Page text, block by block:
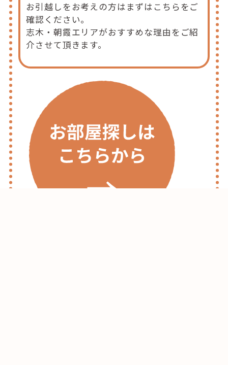
お引越しをお考えの方はまずはこちらをご
確認ください。
志木・朝霞エリアがおすすめな理由をご紹
介させて頂きます。